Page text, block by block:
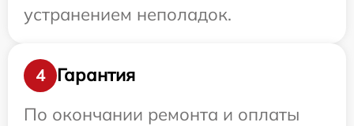
устранением неполадок.
4
Гарантия
По окончании ремонта и оплаты